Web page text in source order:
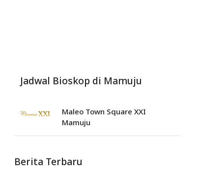
Jadwal Bioskop di Mamuju
Maleo Town Square XXI
Mamuju
Berita Terbaru